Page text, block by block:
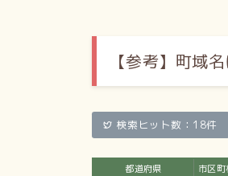
【参考】 町域
検索ヒット数：18件
都道府県 市区町